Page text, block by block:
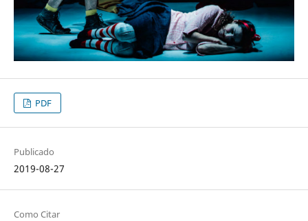
PDF
Publicado
2019-08-27
Como Citar